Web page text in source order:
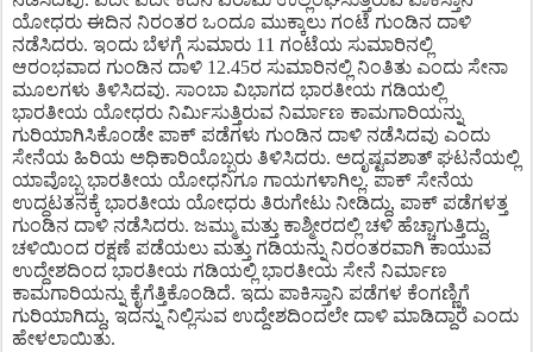
ಯೋಧರು ಈದಿನ ನಿರಂತರ ಒಂದೂ ಮುಕ್ಕಾಲು ಗಂಟೆ ಗುಂಡಿನ ದಾಳಿ
ನಡೆಸಿದರು. ಇಂದು ಬೆಳಗ್ಗೆ ಸುಮಾರು 11 ಗಂಟೆಯ ಸುಮಾರಿನಲ್ಲಿ
ಆರಂಭವಾದ ಗುಂಡಿನ ದಾಳಿ 12.45ರ ಸುಮಾರಿನಲ್ಲಿ ನಿಂತಿತು ಎಂದು ಸೇನಾ
ಮೂಲಗಳು ತಿಳಿಸಿದವು. ಸಾಂಬಾ ವಿಭಾಗದ ಭಾರತೀಯ ಗಡಿಯಲ್ಲಿ
ಭಾರತೀಯ ಯೋಧರು ನಿರ್ಮಿಸುತ್ತಿರುವ ನಿರ್ಮಾಣ ಕಾಮಗಾರಿಯನ್ನು
ಗುರಿಯಾಗಿಸಿಕೊಂಡೇ ಪಾಕ್ ಪಡೆಗಳು ಗುಂಡಿನ ದಾಳಿ ನಡೆಸಿದವು ಎಂದು
ಸೇನೆಯ ಹಿರಿಯ ಅಧಿಕಾರಿಯೊಬ್ಬರು ತಿಳಿಸಿದರು. ಅದೃಷ್ಟವಶಾತ್ ಘಟನೆಯಲ್ಲಿ
ಯಾವೊಬ್ಬ ಭಾರತೀಯ ಯೋಧನಿಗೂ ಗಾಯಗಳಾಗಿಲ್ಲ. ಪಾಕ್ ಸೇನೆಯ
ಉದ್ಧಟತನಕ್ಕೆ ಭಾರತೀಯ ಯೋಧರು ತಿರುಗೇಟು ನೀಡಿದ್ದು, ಪಾಕ್ ಪಡೆಗಳತ್ತ
ಗುಂಡಿನ ದಾಳಿ ನಡೆಸಿದರು. ಜಮ್ಮು ಮತ್ತು ಕಾಶ್ಮೀರದಲ್ಲಿ ಚಳಿ ಹೆಚ್ಚಾಗುತ್ತಿದ್ದು,
ಚಳಿಯಿಂದ ರಕ್ಷಣೆ ಪಡೆಯಲು ಮತ್ತು ಗಡಿಯನ್ನು ನಿರಂತರವಾಗಿ ಕಾಯುವ
ಉದ್ದೇಶದಿಂದ ಭಾರತೀಯ ಗಡಿಯಲ್ಲಿ ಭಾರತೀಯ ಸೇನೆ ನಿರ್ಮಾಣ
ಕಾಮಗಾರಿಯನ್ನು ಕೈಗೆತ್ತಿಕೊಂಡಿದೆ. ಇದು ಪಾಕಿಸ್ತಾನಿ ಪಡೆಗಳ ಕೆಂಗಣ್ಣಿಗೆ
ಗುರಿಯಾಗಿದ್ದು, ಇದನ್ನು ನಿಲ್ಲಿಸುವ ಉದ್ದೇಶದಿಂದಲೇ ದಾಳಿ ಮಾಡಿದ್ದಾರೆ ಎಂದು
ಹೇಳಲಾಯಿತು.